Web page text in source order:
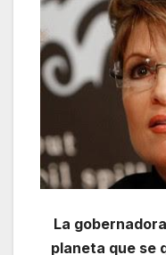
La
planeta que se